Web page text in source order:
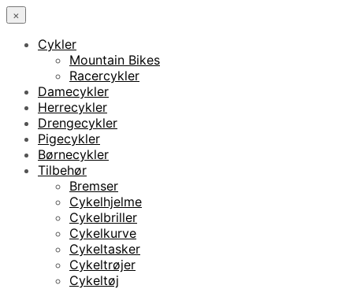
×
Cykler
Mountain Bikes
Racercykler
Damecykler
Herrecykler
Drengecykler
Pigecykler
Børnecykler
Tilbehør
Bremser
Cykelhjelme
Cykelbriller
Cykelkurve
Cykeltasker
Cykeltrøjer
Cykeltøj